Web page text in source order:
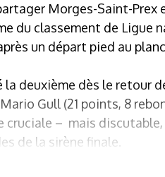
Morges-Saint-Prex
du classement de Ligue
un départ pied au
deuxième dès le retour
Gull (21 points, 8
cruciale – mais
de la sirène finale.